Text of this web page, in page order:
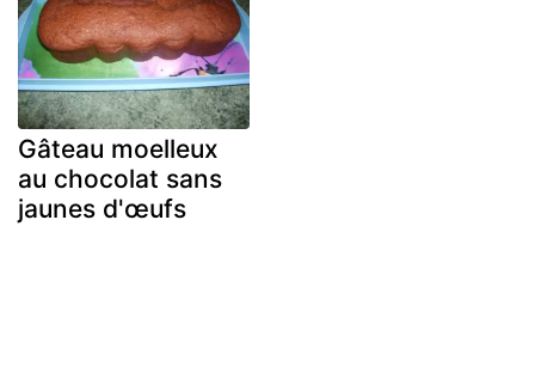
Gâteau moelleux
au chocolat sans
jaunes d'œufs